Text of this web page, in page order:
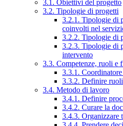
3.1. Obiettivi del progetto
3.2. Tipologie di progetti
3.2.1. Tipologie di
coinvolti nel
3.2.2. Tipologie di
3.2.3. Tipologie di
intervento
3.3. Competenze, ruoli e
3.3.1.
3.3.2. Definire
3.4. Metodo di lavoro
3.4.1. Definire
3.4.2. Curare la
3.4.3. Organizzare